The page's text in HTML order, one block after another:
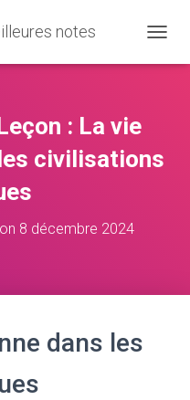
notes
U
F
: La vie
civilisations
on 8 décembre 2024
dans les